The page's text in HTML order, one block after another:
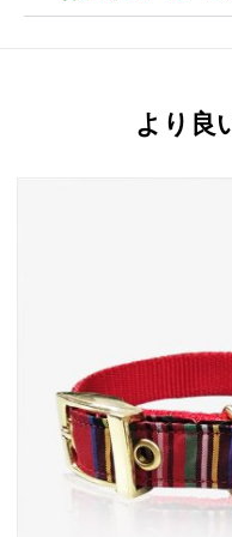
より良